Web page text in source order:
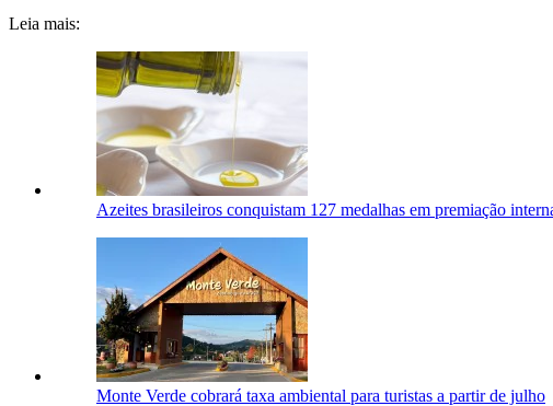
Leia mais:
Azeites brasileiros conquistam 127 medalhas em premiação
Monte Verde cobrará taxa ambiental para turistas a partir de julho